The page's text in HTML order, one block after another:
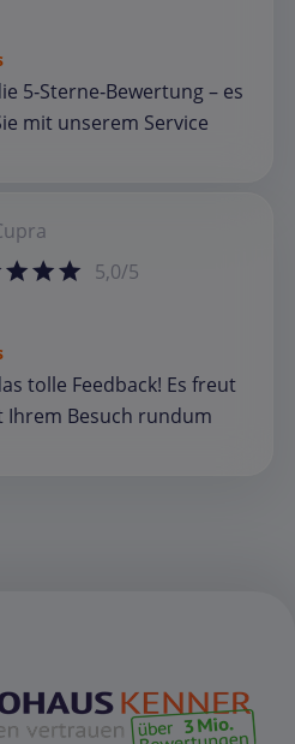
5‑Sterne‑Bewertung – es
mit unserem Service
5,0/5
tolle Feedback! Es freut
Ihrem Besuch rundum